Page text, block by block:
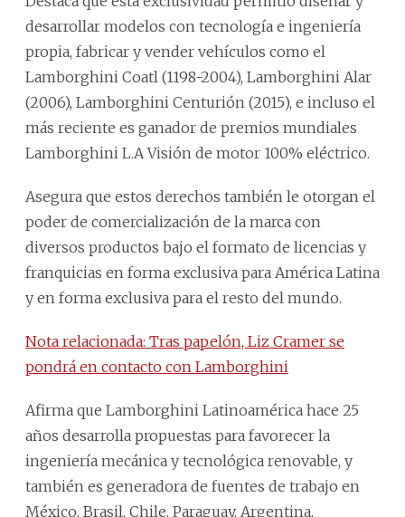
desarrollar modelos con tecnología e ingeniería
propia, fabricar y vender vehículos como el
Lamborghini Coatl (1198-2004), Lamborghini Alar
(2006), Lamborghini Centurión (2015), e incluso el
más reciente es ganador de premios mundiales
Lamborghini L.A Visión de motor 100% eléctrico.
Asegura que estos derechos también le otorgan el
poder de comercialización de la marca con
diversos productos bajo el formato de licencias y
franquicias en forma exclusiva para América Latina
y en forma exclusiva para el resto del mundo.
Nota relacionada: Tras papelón, Liz Cramer se
pondrá en contacto con Lamborghini
Afirma que Lamborghini Latinoamérica hace 25
años desarrolla propuestas para favorecer la
ingeniería mecánica y tecnológica renovable, y
también es generadora de fuentes de trabajo en
México, Brasil, Chile, Paraguay, Argentina,